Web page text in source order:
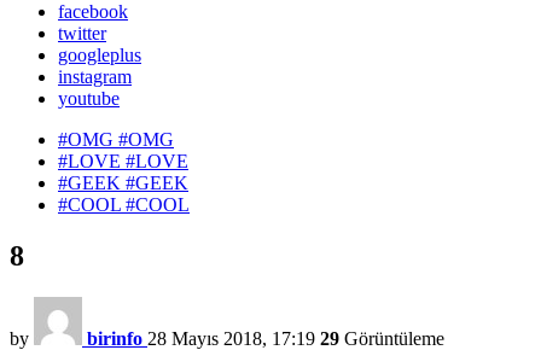
facebook
twitter
googleplus
instagram
youtube
#OMG #OMG
#LOVE #LOVE
#GEEK #GEEK
#COOL #COOL
8
by birinfo 28 Mayıs 2018, 17:19 29 Görüntüleme